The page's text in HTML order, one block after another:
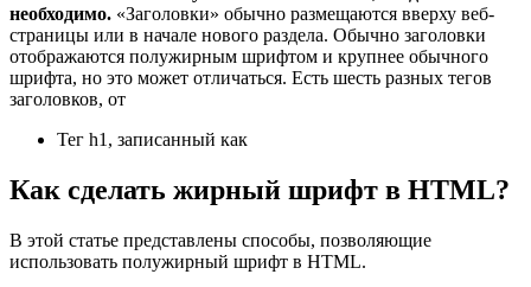
необходимо. «Заголовки» обычно размещаются вверху веб-
страницы или в начале нового раздела. Обычно заголовки
отображаются полужирным шрифтом и крупнее обычного
шрифта, но это может отличаться. Есть шесть разных тегов
заголовков, от
Тег h1, записанный как
Как сделать жирный шрифт в HTML?
В этой статье представлены способы, позволяющие
использовать полужирный шрифт в HTML.